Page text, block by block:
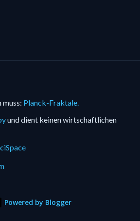
muss: Planck-Fraktale.
und dient keinen wirtschaftlichen
Powered by Blogger